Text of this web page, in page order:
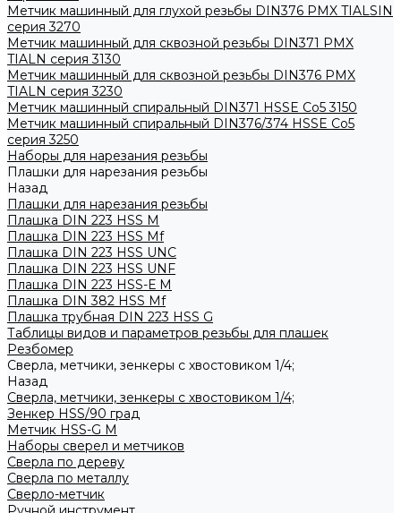
Метчик машинный для глухой резьбы DIN376 PMX TIALSIN
серия 3270
Метчик машинный для сквозной резьбы DIN371 PMX
TIALN серия 3130
Метчик машинный для сквозной резьбы DIN376 PMX
TIALN серия 3230
Метчик машинный спиральный DIN371 HSSE Co5 3150
Метчик машинный спиральный DIN376/374 HSSE Co5
серия 3250
Наборы для нарезания резьбы
Плашки для нарезания резьбы
Назад
Плашки для нарезания резьбы
Плашка DIN 223 HSS M
Плашка DIN 223 HSS Mf
Плашка DIN 223 HSS UNC
Плашка DIN 223 HSS UNF
Плашка DIN 223 HSS-Е M
Плашка DIN 382 HSS Mf
Плашка трубная DIN 223 HSS G
Таблицы видов и параметров резьбы для плашек
Резбомер
Сверла, метчики, зенкеры с хвостовиком 1/4;
Назад
Сверла, метчики, зенкеры с хвостовиком 1/4;
Зенкер HSS/90 град
Метчик HSS-G М
Наборы сверел и метчиков
Сверла по дереву
Сверла по металлу
Сверло-метчик